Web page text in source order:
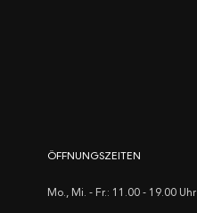
ÖFFNUNGSZEITEN
Mo., Mi. - Fr.: 11.00 - 19.00 Uhr